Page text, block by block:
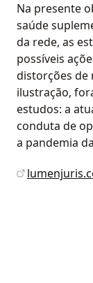
Na presente
saúde
da rede, as
possíveis
distorções de
ilustração,
estudos: a
conduta de
a pandemia